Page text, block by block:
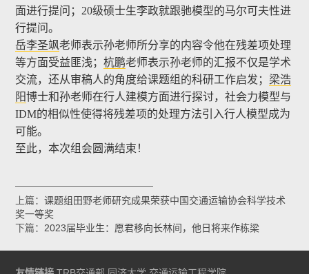
面进行提问；20级硕士生李政就跟驰模型的马尔可夫性进
行提问。
岳李圣飒老师表示孙老师所分享的内容令他在残差项处理
等方面受益匪浅；杭鹏老师表示孙老师的汇报不仅是学术
交流，还从审稿人的角度给课题组的科研工作启发； 梁浩
阳博士和孙老师在行人建模方面进行探讨，社会力模型与
IDM的相似性使得将残差项的处理方法引入行人模型成为
可能。
至此，本次组会圆满结束！
上篇：课题组田野老师研究成果荣获中国交通运输协会科学技术
奖一等奖
下篇：2023届毕业生：愿君移向长林间，他日将来作栋梁